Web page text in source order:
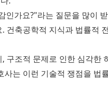
인가요?"라는 질문을 많이
건축공학적 지식과 법률적
구조적 문제로 인한 심각한
는 이런 기술적 쟁점을 법